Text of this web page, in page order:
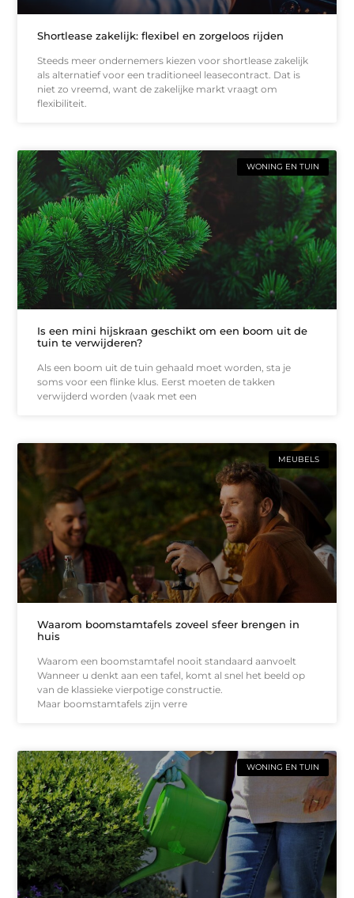
Shortlease zakelijk: flexibel en zorgeloos rijden
Steeds meer ondernemers kiezen voor shortlease zakelijk
als alternatief voor een traditioneel leasecontract. Dat is
niet zo vreemd, want de zakelijke markt vraagt om
flexibiliteit.
WONING EN TUIN
Is een mini hijskraan geschikt om een boom uit de
tuin te verwijderen?
Als een boom uit de tuin gehaald moet worden, sta je
soms voor een flinke klus. Eerst moeten de takken
verwijderd worden (vaak met een
MEUBELS
Waarom boomstamtafels zoveel sfeer brengen in
huis
Waarom een boomstamtafel nooit standaard aanvoelt
Wanneer u denkt aan een tafel, komt al snel het beeld op
van de klassieke vierpotige constructie.
Maar boomstamtafels zijn verre
WONING EN TUIN